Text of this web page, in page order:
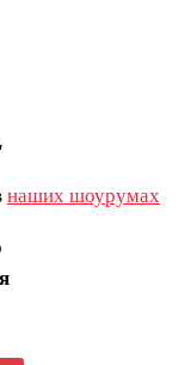
наших шоурумах